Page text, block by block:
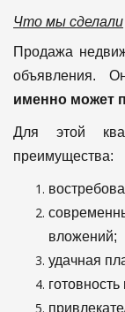
Что мы сделали
Продажа
объявления.
именно может
Для этой
преимущества:
вложений;
удачная